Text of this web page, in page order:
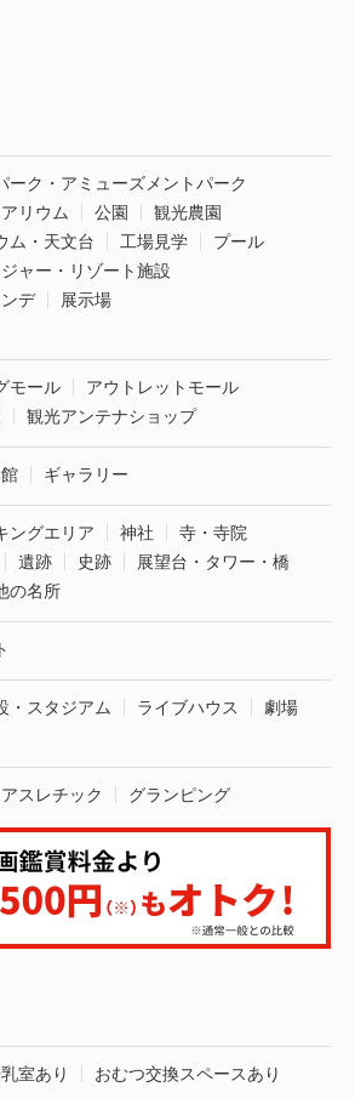
ーク・アミューズメントパーク
リウム 公園
観光農園
ム・天文台 工場見学
プール
ジャー・リゾート施設
デ
展示場
モール
アウトレットモール
観光アンテナショップ
ギャラリー
ングエリア 神社
寺・寺院
遺跡 史跡
展望台・タワー・橋
の名所
・スタジアム ライブハウス
劇場
アスレチック グランピング
室あり
おむつ交換スペースあり